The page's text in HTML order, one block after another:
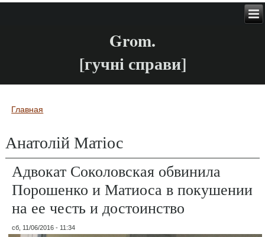
Grom.
[гучні справи]
Вы здесь
Главная
Анатолій Матіос
Адвокат Соколовская обвинила
Порошенко и Матиоса в покушении
на ее честь и достоинство
сб, 11/06/2016 - 11:34